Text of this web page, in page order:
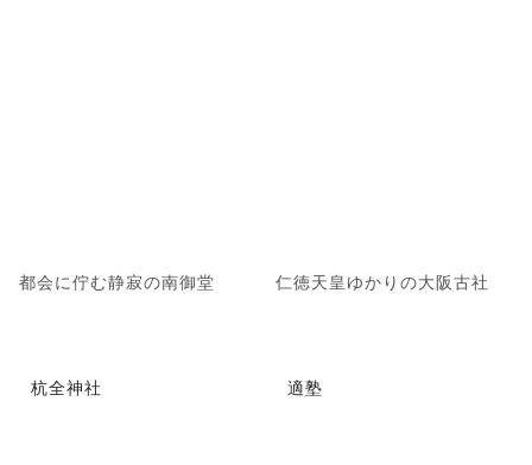
都会に佇む静寂の南御堂 仁徳天皇ゆかりの大阪古社
杭全神社 適塾